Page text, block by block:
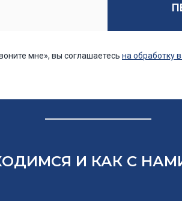
мне», вы соглашаетесь на обработку
И КАК С